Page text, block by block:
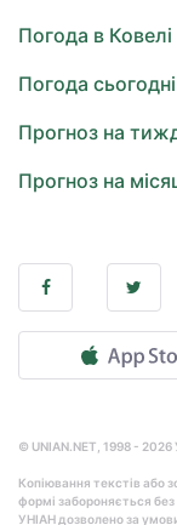
Погода в Ковелі
Погода сьогодні
Прогноз на
Прогноз на
© UNIAN.NET, 1998 -
Копіювання текстів або
формі забороняється
УНІАН дозволено за